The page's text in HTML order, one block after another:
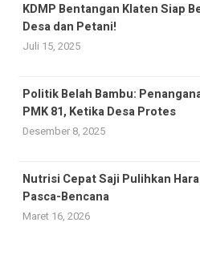
KDMP Bentangan Klaten Siap
Desa dan Petani!
Juli 15, 2025
Politik Belah Bambu:
PMK 81, Ketika Desa Protes
Desember 8, 2025
Nutrisi Cepat Saji Pulihkan
Pasca-Bencana
Maret 16, 2026